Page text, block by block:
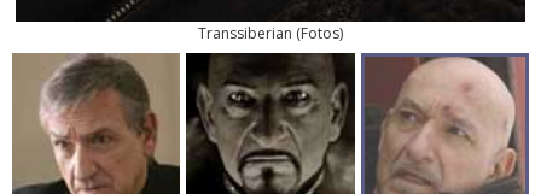
Transsiberian (Fotos)